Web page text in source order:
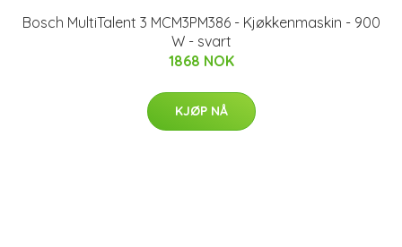
Bosch MultiTalent 3 MCM3PM386 - Kjøkkenmaskin - 900
W - svart
1868 NOK
KJØP NÅ